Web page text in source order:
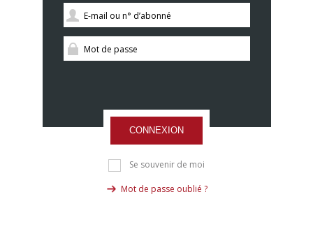
CONNEXION
Se souvenir de moi
Mot de passe oublié ?